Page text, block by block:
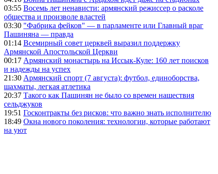
03:55 Восемь лет ненависти: армянский режиссер о расколе
общества и произволе властей
03:30 "Фабрика фейков" — в парламенте или Главный враг
Пашиняна — правда
01:14 Всемирный совет церквей выразил поддержку
Армянской Апостольской Церкви
00:17 Армянский монастырь на Иссык-Куле: 160 лет поисков
и надежды на успех
21:30 Армянский спорт (7 августа): футбол, единоборства,
шахматы, легкая атлетика
20:37 Такого как Пашинян не было со времен нашествия
сельджуков
19:51 Госконтракты без рисков: что важно знать исполнителю
18:49 Окна нового поколения: технологии, которые работают
на уют